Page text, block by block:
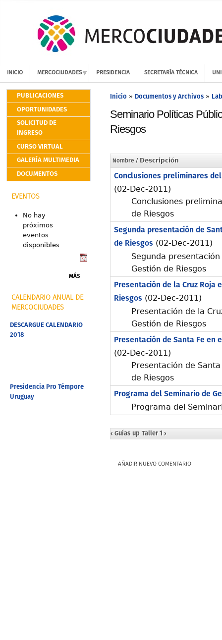
INICIO MERCOCIUDADES PRESIDENCIA SECRETARÍA TÉCNICA
PUBLICACIONES
OPORTUNIDADES
SOLICITUD DE
INGRESO
CURSO VIRTUAL
GALERÍA MULTIMEDIA
DOCUMENTOS
EVENTOS
No hay
próximos
eventos
disponibles
MÁS
CALENDARIO ANUAL DE
MERCOCIUDADES
DESCARGUE CALENDARIO
2018
Presidencia Pro Témpore
Uruguay
Inicio » Documentos y Archivos »
Seminario Políticas
Riesgos
Nombre / Descripción
Conclusiones preliminares
(02-Dec-2011)
Conclusiones
de Riesgos
Segunda presentación de
de Riesgos (02-Dec-2011)
Segunda
Gestión de Riesgos
Presentación de la Cruz Roja
Riesgos (02-Dec-2011)
Presentación de la
Gestión de Riesgos
Presentación de Santa Fe en
(02-Dec-2011)
Presentación de
de Riesgos
Programa del Seminario de
Programa del
‹ Guíasup Taller 1 ›
AÑADIR NUEVO COMENTARIO